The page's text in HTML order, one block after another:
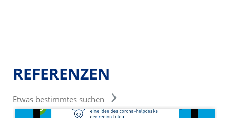
REFERENZEN
Etwas bestimmtes suchen